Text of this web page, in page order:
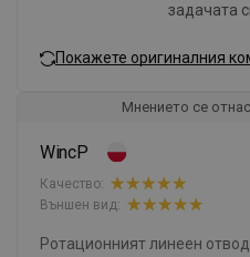
задачата
Покажете оригиналния
Мнението се
WincP
Качество:
Външен вид:
Ротационният линеен